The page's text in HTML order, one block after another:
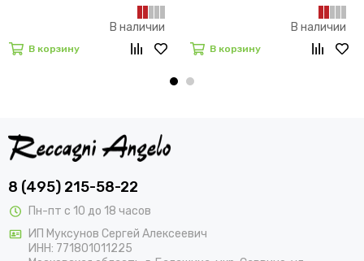
В наличии
В корзину
В наличии
В корзину
8 (495) 215-58-22
Пн-пт с 10 до 18 часов
ИП Муксунов Сергей Алексеевич
ИНН: 771801011225